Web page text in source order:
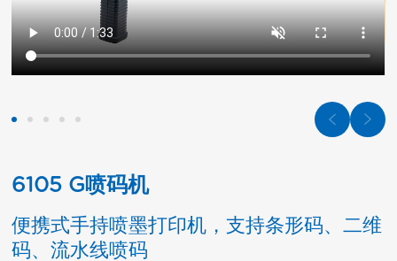
6105 G喷码机
便携式手持喷墨打印机，支持条形码、二维
码、流水线喷码